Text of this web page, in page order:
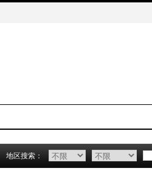
地区搜索：